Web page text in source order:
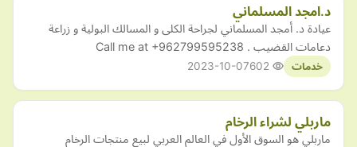
د.امجد المسلماني
عيادة د. أمجد المسلماني لجراحة الكلى و المسالك البولية و زراعة
دعامات القضيب . Call me at +962799595238
خدمات 2023-10-07
ماربلي لشراء الرخام
ماربلي هو السوق الأول في العالم العربي لبيع منتجات الرخام